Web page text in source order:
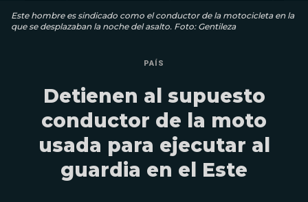
Este hombre es sindicado como el conductor de la motocicleta en la
que se desplazaban la noche del asalto. Foto: Gentileza
PAÍS
Detienen al supuesto
conductor de la moto
usada para ejecutar al
guardia en el Este